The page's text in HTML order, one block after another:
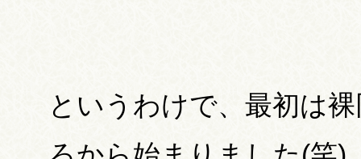
というわけで、最初は